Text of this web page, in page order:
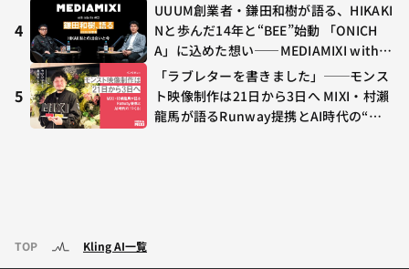
4
UUUM創業者・鎌田和樹が語る、HIKAKI
Nと歩んだ14年と“BEE”始動 「ONICH
A」に込めた想い——MEDIAMIXI with in
terfm #3
5
「ラブレターを書きました」──モンス
ト映像制作は21日から3日へ MIXI・村瀨
龍馬が語るRunway提携とAI時代の“つ
TOP Kling AI一覧